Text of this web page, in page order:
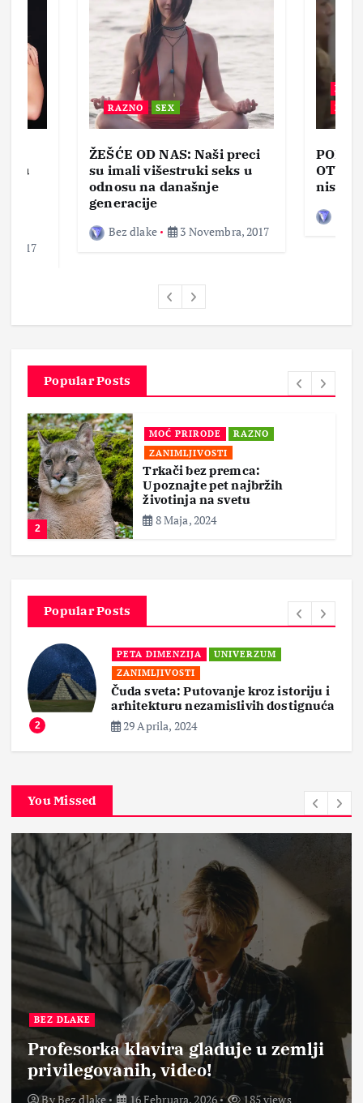
u
2017
RAZNO SEX
ŽEŠĆE OD NAS: Naši preci
su imali višestruki seks u
odnosu na današnje
generacije
Bez dlake 3 Novembra, 2017
BEZ
nisam
Popular Posts
2
MOĆ PRIRODE
RAZNO
ZANIMLJIVOSTI
Trkači bez premca:
Upoznajte pet najbržih
životinja na svetu
8 Maja, 2024
Popular Posts
2
PETA DIMENZIJA
UNIVERZUM
ZANIMLJIVOSTI
Čuda sveta: Putovanje kroz istoriju i
arhitekturu nezamislivih dostignuća
29 Aprila, 2024
You Missed
BEZ DLAKE
Profesorka klavira gladuje u zemlji
privilegovanih, video!
ByBez dlake 16 Februara, 2026 185 views